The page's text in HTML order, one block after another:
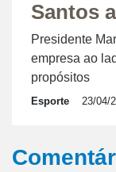
Santos
Presidente
empresa ao
propósitos
Esporte 23/04/